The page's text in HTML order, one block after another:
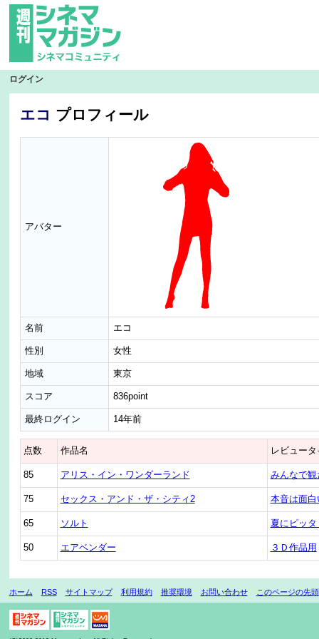
ログイン
エコ プロフィール
アバター
名前 エコ
性別 女性
地域 東京
スコア 836point
最終ログイン 14年前
点数 作品名 レビュー
85 アリス・イン・ワンダーランド みんなで観
75 セックス・アンド・ザ・シティ2 本音は面白
65 ソルト 夏にピッ
50 エアベンダー ３Ｄ作品用
ホーム RSS サイトマップ 利用規約 推奨環境 お問い合わせ このページの先頭